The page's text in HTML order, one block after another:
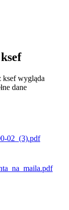
ksef wygląda
dane
02_(3).pdf